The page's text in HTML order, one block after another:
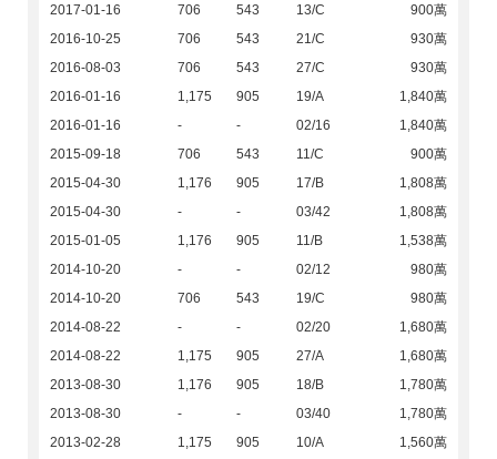
2017-01-16 706 543 13/C
900萬
2016-10-25
706 543 21/C
930萬
2016-08-03
706 543 27/C
930萬
2016-01-16
1,175 905 19/A
1,840萬
2016-01-16
- - 02/16
1,840萬
2015-09-18
706 543 11/C
900萬
2015-04-30
1,176 905 17/B
1,808萬
2015-04-30
- - 03/42
1,808萬
2015-01-05
1,176 905 11/B
1,538萬
2014-10-20
- - 02/12
980萬
2014-10-20
706 543 19/C
980萬
2014-08-22
- - 02/20
1,680萬
2014-08-22
1,175 905 27/A
1,680萬
2013-08-30
1,176 905 18/B
1,780萬
2013-08-30
- - 03/40
1,780萬
2013-02-28
1,175 905 10/A
1,560萬